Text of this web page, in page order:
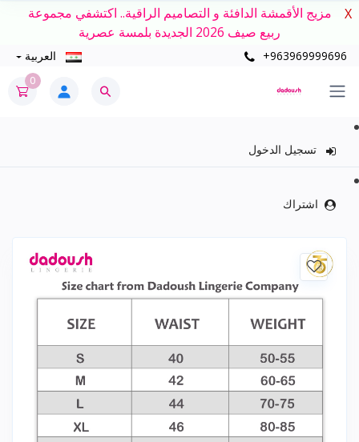
مزيج الأقمشة الدافئة و التصاميم الراقية.. اكتشفي مجموعة
ربيع صيف 2026 الجديدة بلمسة عصرية
X
+963969999696 العربية
0
تسجيل الدخول
اشتراك